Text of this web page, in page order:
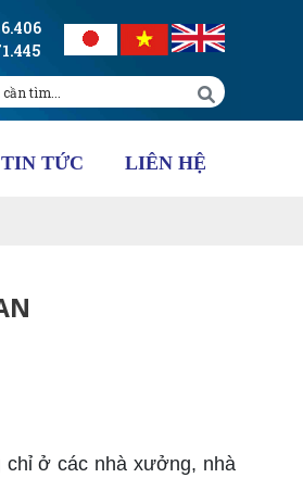
TỨC LIÊN HỆ
ở các nhà xưởng, nhà